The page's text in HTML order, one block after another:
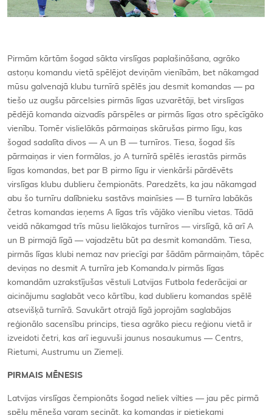
Pirmām kārtām šogad sākta virslīgas paplašināšana, agrāko
astoņu komandu vietā spēlējot deviņām vienībām, bet nākamgad
mūsu galvenajā klubu turnīrā spēlēs jau desmit komandas — pa
tiešo uz augšu pārcelsies pirmās līgas uzvarētāji, bet virslīgas
pēdējā komanda aizvadīs pārspēles ar pirmās līgas otro spēcīgāko
vienību. Tomēr vislielākās pārmaiņas skārušas pirmo līgu, kas
šogad sadalīta divos — A un B — turnīros. Tiesa, šogad šīs
pārmaiņas ir vien formālas, jo A turnīrā spēlēs ierastās pirmās
līgas komandas, bet par B pirmo līgu ir vienkārši pārdēvēts
virslīgas klubu dublieru čempionāts. Paredzēts, ka jau nākamgad
abu šo turnīru dalībnieku sastāvs mainīsies — B turnīra labākās
četras komandas ieņems A līgas trīs vājāko vienību vietas. Tādā
veidā nākamgad trīs mūsu lielākajos turnīros — virslīgā, kā arī A
un B pirmajā līgā — vajadzētu būt pa desmit komandām. Tiesa,
pirmās līgas klubi nemaz nav priecīgi par šādām pārmaiņām, tāpēc
deviņas no desmit A turnīra jeb Komanda.lv pirmās līgas
komandām uzrakstījušas vēstuli Latvijas Futbola federācijai ar
aicinājumu saglabāt veco kārtību, kad dublieru komandas spēlē
atsevišķā turnīrā. Savukārt otrajā līgā joprojām saglabājas
reģionālo sacensību princips, tiesa agrāko piecu reģionu vietā ir
izveidoti četri, kas arī ieguvuši jaunus nosaukumus — Centrs,
Rietumi, Austrumu un Ziemeļi.
PIRMAIS MĒNESIS
Latvijas virslīgas čempionāts šogad neliek vilties — jau pēc pirmā
spēļu mēneša varam secināt, ka komandas ir pietiekami